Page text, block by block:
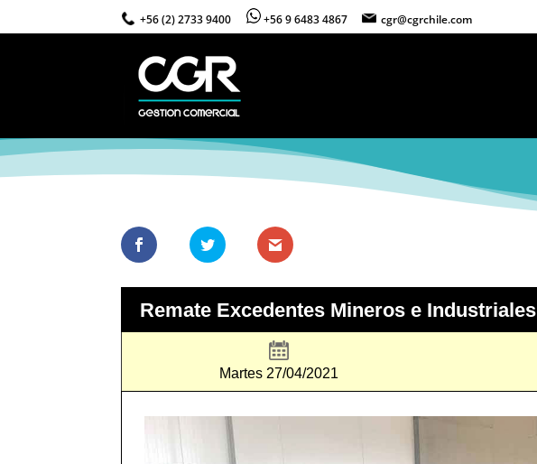
+56 (2) 2733 9400 +56 9 6483 4867 cgr@cgrchile.com
Remate Excedentes Mineros e Industriales
Martes 27/04/2021